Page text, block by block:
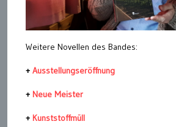
Weitere Novellen des Bandes:
+ Ausstellungseröffnung
+ Neue Meister
+ Kunststoffmüll